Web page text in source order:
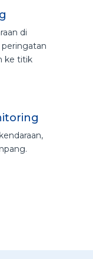
di
ke titik